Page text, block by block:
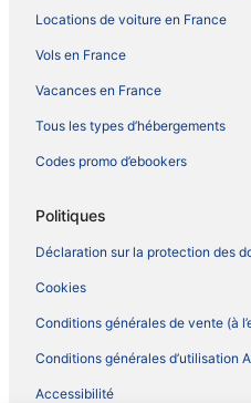
Locations de voiture en France
Vols en France
Vacances en France
Tous les types d’hébergements
Codes promo d’ebookers
Politiques
Déclaration sur la protection des
Cookies
Conditions générales de vente (à
Conditions générales d’utilisation
Accessibilité